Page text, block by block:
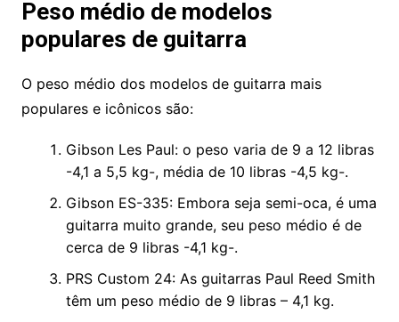
Peso médio de modelos
populares de guitarra
O peso médio dos modelos de guitarra mais
populares e icônicos são:
Gibson Les Paul: o peso varia de 9 a 12 libras
-4,1 a 5,5 kg-, média de 10 libras -4,5 kg-.
Gibson ES-335: Embora seja semi-oca, é uma
guitarra muito grande, seu peso médio é de
cerca de 9 libras -4,1 kg-.
PRS Custom 24: As guitarras Paul Reed Smith
têm um peso médio de 9 libras – 4,1 kg.